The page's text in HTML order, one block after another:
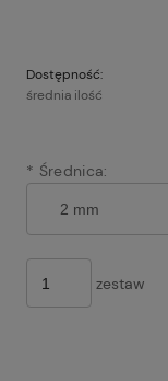
Dostępność:
średnia ilość
* Średnica:
zestaw